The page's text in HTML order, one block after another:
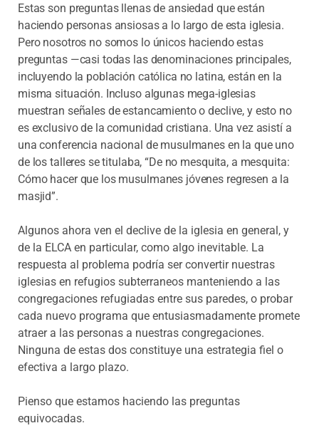
Estas son preguntas llenas de ansiedad que están
haciendo personas ansiosas a lo largo de esta iglesia.
Pero nosotros no somos lo únicos haciendo estas
preguntas —casi todas las denominaciones principales,
incluyendo la población católica no latina, están en la
misma situación. Incluso algunas mega-iglesias
muestran señales de estancamiento o declive, y esto no
es exclusivo de la comunidad cristiana. Una vez asistí a
una conferencia nacional de musulmanes en la que uno
de los talleres se titulaba, “De no mesquita, a mesquita:
Cómo hacer que los musulmanes jóvenes regresen a la
masjid”.
Algunos ahora ven el declive de la iglesia en general, y
de la ELCA en particular, como algo inevitable. La
respuesta al problema podría ser convertir nuestras
iglesias en refugios subterraneos manteniendo a las
congregaciones refugiadas entre sus paredes, o probar
cada nuevo programa que entusiasmadamente promete
atraer a las personas a nuestras congregaciones.
Ninguna de estas dos constituye una estrategia fiel o
efectiva a largo plazo.
Pienso que estamos haciendo las preguntas
equivocadas.